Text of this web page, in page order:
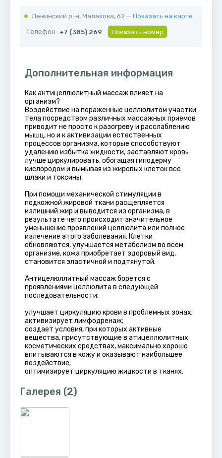
Ленинский р-н, ​Малахова, 62 — Показать на карте
Телефон: +7 (385) 269 Показать номер
Дополнительная информация
Как антицеллюлитный массаж влияет на
организм?
Воздействие на пораженные целлюлитом участки
тела посредством различных массажных приемов
приводит не просто к разогреву и расслаблению
мышц, но и к активизации естественных
процессов организма, которые способствуют
удалению избытка жидкости, заставляют кровь
лучше циркулировать, обогащая гиподерму
кислородом и вымывая из жировых клеток все
шлаки и токсины.
При помощи механической стимуляции в
подкожной жировой ткани расщепляется
излишний жир и выводится из организма, в
результате чего происходит значительное
уменьшение проявлений целлюлита или полное
излечение этого заболевания. Клетки
обновляются, улучшается метаболизм во всем
организме, кожа приобретает здоровый вид,
становится эластичной и подтянутой.
Антицелюллитный массаж борется с
проявлениями целлюлита в следующей
последовательности:
улучшает циркуляцию крови в проблемных зонах;
активизирует лимфодренаж;
создает условия, при которых активные
вещества, присутствующие в атицеллюлитных
косметических средствах, максимально хорошо
впитываются в кожу и оказывают наибольшее
воздействие;
оптимизирует циркуляцию жидкости в тканях.
Галерея (2)